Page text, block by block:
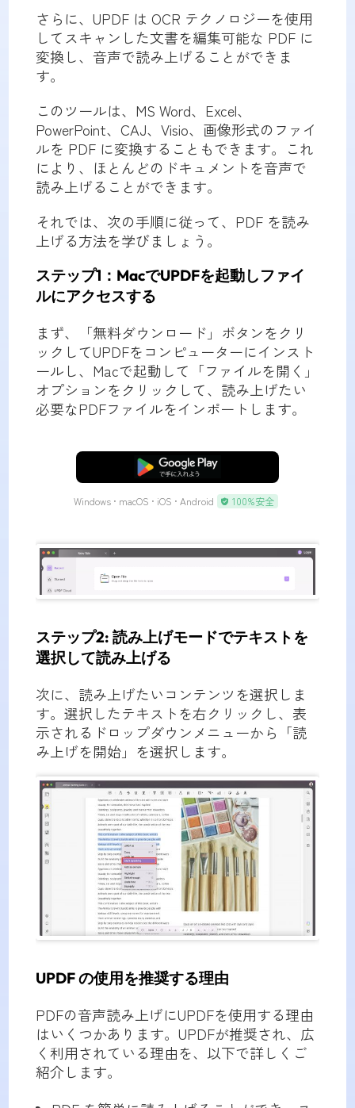
さらに、UPDF は OCR テクノロジーを使用
してスキャンした文書を編集可能な PDF に
変換し、音声で読み上げることができま
す。
このツールは、MS Word、Excel、
PowerPoint、CAJ、Visio、画像形式のファイ
ルを PDF に変換することもできます。これ
により、ほとんどのドキュメントを音声で
読み上げることができます。
それでは、次の手順に従って、PDF を読み
上げる方法を学びましょう。
ステップ1：MacでUPDFを起動しファイ
ルにアクセスする
まず、「無料ダウンロード」ボタンをクリ
ックしてUPDFをコンピューターにインスト
ールし、Macで起動して「ファイルを開く」
オプションをクリックして、読み上げたい
必要なPDFファイルをインポートします。
無料ダウンロード
Windows • macOS • iOS • Android 100%安全
ステップ2: 読み上げモードでテキストを
選択して読み上げる
次に、読み上げたいコンテンツを選択しま
す。選択したテキストを右クリックし、表
示されるドロップダウンメニューから「読
み上げを開始」を選択します。
UPDF の使用を推奨する理由
PDFの音声読み上げにUPDFを使用する理由
はいくつかあります。UPDFが推奨され、広
く利用されている理由を、以下で詳しくご
紹介します。